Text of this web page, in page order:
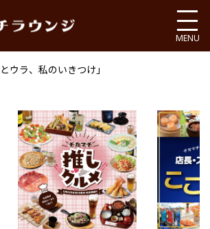
チカマチラウンジ
MENU